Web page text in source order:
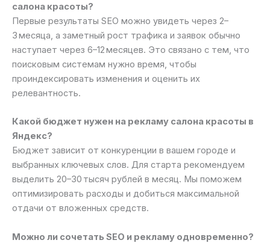
салона красоты?
Первые результаты SEO можно увидеть через 2–
3 месяца, а заметный рост трафика и заявок обычно
наступает через 6–12 месяцев. Это связано с тем, что
поисковым системам нужно время, чтобы
проиндексировать изменения и оценить их
релевантность.
Какой бюджет нужен на рекламу салона красоты в
Яндекс?
Бюджет зависит от конкуренции в вашем городе и
выбранных ключевых слов. Для старта рекомендуем
выделить 20–30 тысяч рублей в месяц. Мы поможем
оптимизировать расходы и добиться максимальной
отдачи от вложенных средств.
Можно ли сочетать SEO и рекламу одновременно?